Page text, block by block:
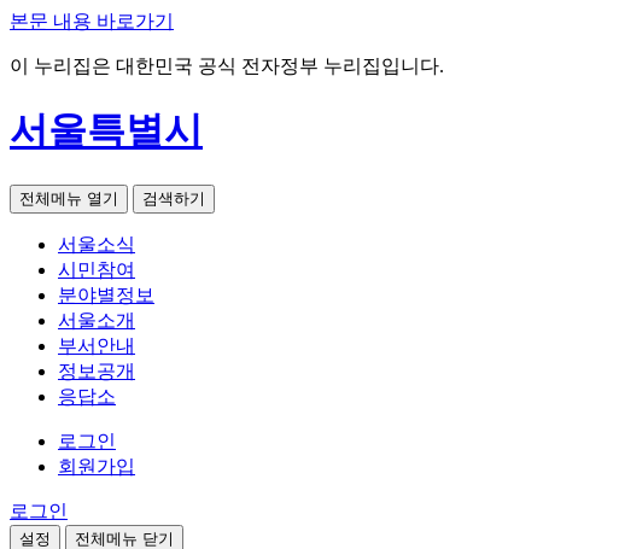
본문 내용 바로가기
이 누리집은 대한민국 공식 전자정부 누리집입니다.
서울특별시
전체메뉴 열기 검색하기
서울소식
시민참여
분야별정보
서울소개
부서안내
정보공개
응답소
로그인
회원가입
로그인
설정 전체메뉴 닫기